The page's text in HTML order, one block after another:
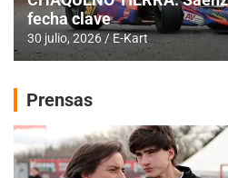
fecha clave
30 julio, 2026 E-Kart
Prensas